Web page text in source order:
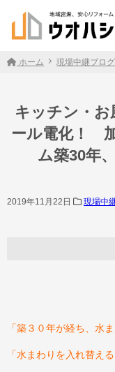
ホーム 現場中継ブログ
キッチン・お
ール電化！
ム築30年
2019年11月22日 現場中
「築３０年が経ち、水
「水まわりを入れ替え